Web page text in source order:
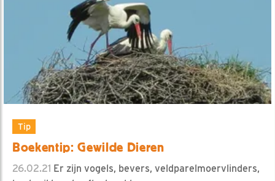
Tip
Boekentip: Gewilde Dieren
26.02.21 Er zijn vogels, bevers, veldparelmoervlinders,